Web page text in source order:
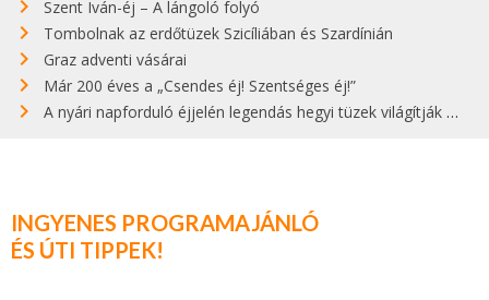
Szent Iván-éj – A lángoló folyó
Tombolnak az erdőtüzek Szicíliában és Szardínián
Graz adventi vásárai
Már 200 éves a „Csendes éj! Szentséges éj!”
A nyári napforduló éjjelén legendás hegyi tüzek világítják meg Zugspitzét
INGYENES PROGRAMAJÁNLÓ
ÉS ÚTI TIPPEK!